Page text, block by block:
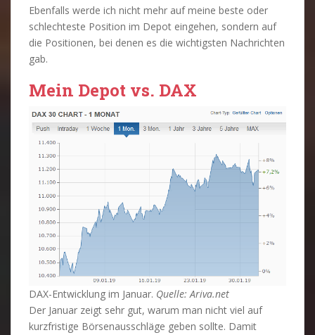
Ebenfalls werde ich nicht mehr auf meine beste oder
schlechteste Position im Depot eingehen, sondern auf
die Positionen, bei denen es die wichtigsten Nachrichten
gab.
Mein Depot vs. DAX
DAX-Entwicklung im Januar. Quelle: Ariva.net
Der Januar zeigt sehr gut, warum man nicht viel auf
kurzfristige Börsenausschläge geben sollte. Damit